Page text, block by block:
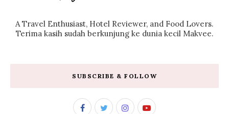
A Travel Enthusiast, Hotel Reviewer, and Food Lovers.
Terima kasih sudah berkunjung ke dunia kecil Makvee.
SUBSCRIBE & FOLLOW